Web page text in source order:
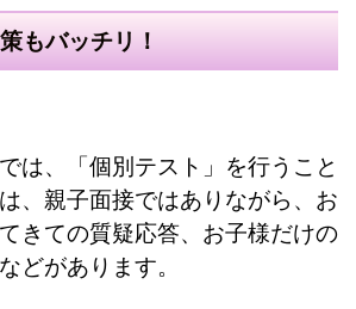
もバッチリ！
は、「個別テスト」を行うこと
、親子面接ではありながら、お
きての質疑応答、お子様だけの
どがあります。